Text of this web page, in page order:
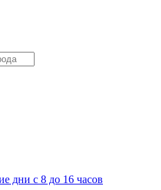
дни с 8 до 16 часов